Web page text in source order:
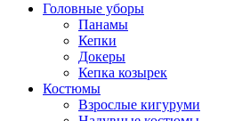
Головные уборы
Панамы
Кепки
Докеры
Кепка козырек
Костюмы
Взрослые кигуруми